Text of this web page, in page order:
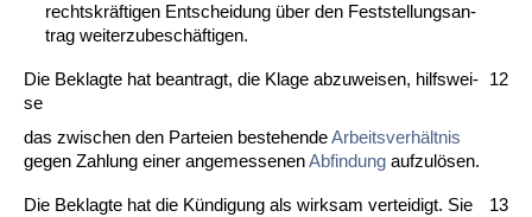
rechts­kräfti­gen Ent­schei­dung über den Fest­stel­lungs­an­
trag wei­ter­zu­beschäfti­gen.
Die Be­klag­te hat be­an­tragt, die Kla­ge ab­zu­wei­sen, hilfs­wei­
se
das zwi­schen den Par­tei­en be­ste­hen­deAr­beits­verhält­nis
ge­gen Zah­lung ei­ner an­ge­mes­se­nenAb­fin­dung auf­zulö­sen.
12
Die Be­klag­te hat die Kündi­gung als wirk­sam ver­tei­digt. Sie
13